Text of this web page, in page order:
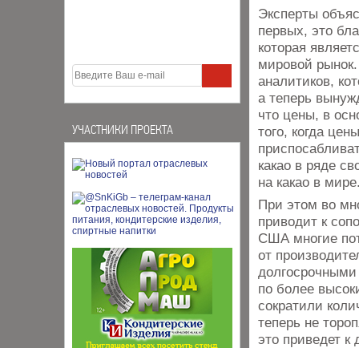
УЧАСТНИКИ ПРОЕКТА
Эксперты
первых, это
которая
мировой
аналитиков,
а теперь
что цены, в
того, когда
какао в ряде
на какао в
При этом во
приводит к
США многие
от
по более
сократили
теперь не
это приведет